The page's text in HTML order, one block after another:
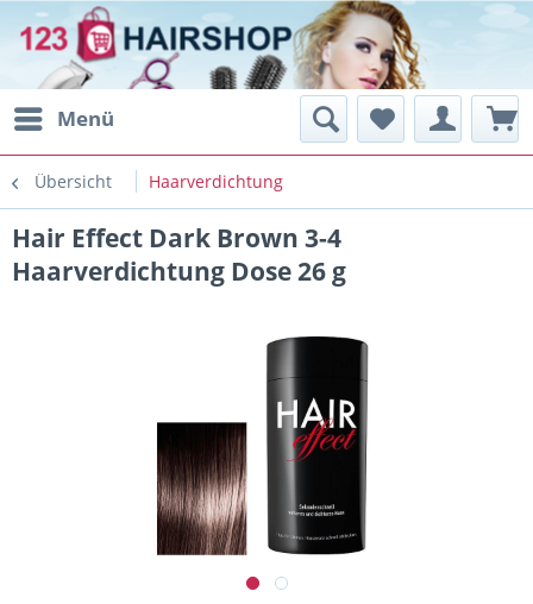
Menü
Übersicht Haarverdichtung
Hair Effect Dark Brown 3-4
Haarverdichtung Dose 26 g